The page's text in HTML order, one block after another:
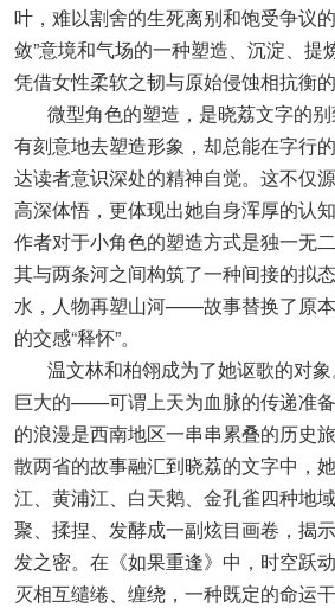
叶，难以割舍的生死离别和饱受争议
敛”意境和气场的一种塑造、沉淀、提
凭借女性柔软之韧与原始侵蚀相抗衡的
微型角色的塑造，是晓荔文字的别
有刻意地去塑造形象，却总能在字行
达读者意识深处的精神自觉。这不仅
高深体悟，更体现出她自身浑厚的认
作者对于小角色的塑造方式是独一无
其与两条河之间构筑了一种间接的拟
水，人物再塑山河——故事替换了原
的交感“释怀”。
温文林和柏翎成为了她讴歌的对象
巨大的——可谓上天为血脉的传递准
的浪漫是西南地区一串串累叠的历史
散两省的故事融汇到晓荔的文字中，
江、黄浦江、白天鹅、金孔雀四种地
聚、揉捏、发酵成一副炫目画卷，揭
发之密。在《如果重逢》中，时空跃
灭相互缱绻、缠绕，一种既定的命运